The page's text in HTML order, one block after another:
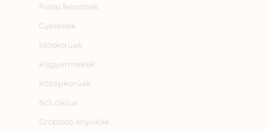
Fiatal felnőttek
Gyerekek
Időskorúak
Kisgyermekek
Középkorúak
Női ciklus
Szoptató anyukák